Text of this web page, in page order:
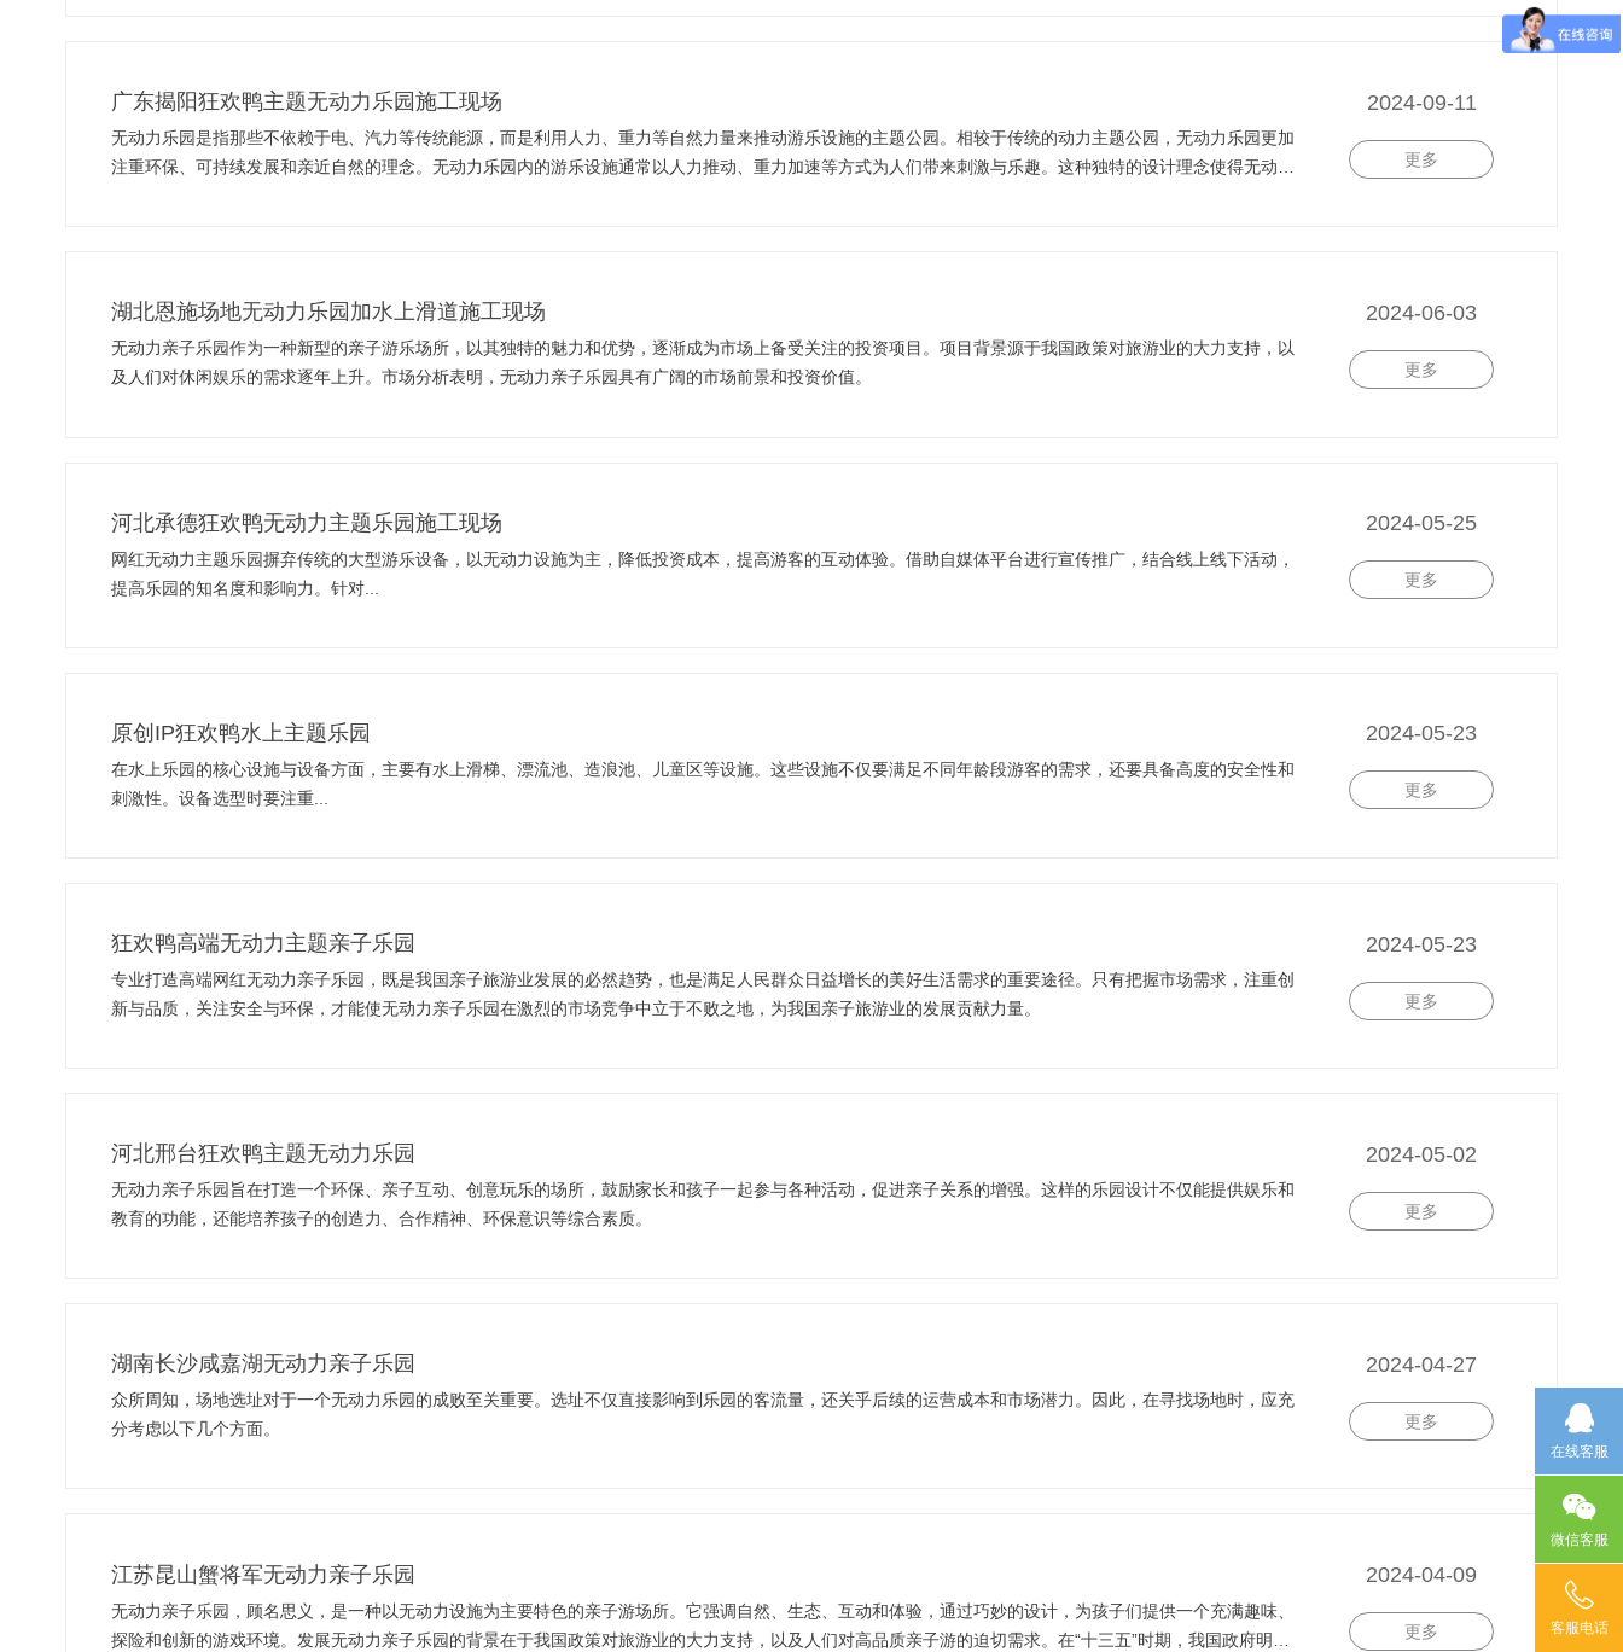
广东揭阳狂欢鸭主题无动力乐园施工现场
无动力乐园是指那些不依赖于电、汽力等传统能源，而是利用人力、重力等自然力量来推动游乐设施的主题公园。相较于传统的动力主题公园，无动力乐园更加
注重环保、可持续发展和亲近自然的理念。无动力乐园内的游乐设施通常以人力推动、重力加速等方式为人们带来刺激与乐趣。这种独特的设计理念使得无动力
2024-09-11
更多
湖北恩施场地无动力乐园加水上滑道施工现场
无动力亲子乐园作为一种新型的亲子游乐场所，以其独特的魅力和优势，逐渐成为市场上备受关注的投资项目。项目背景源于我国政策对旅游业的大力支持，以
及人们对休闲娱乐的需求逐年上升。市场分析表明，无动力亲子乐园具有广阔的市场前景和投资价值。
2024-06-03
更多
河北承德狂欢鸭无动力主题乐园施工现场
网红无动力主题乐园摒弃传统的大型游乐设备，以无动力设施为主，降低投资成本，提高游客的互动体验。借助自媒体平台进行宣传推广，结合线上线下活动，
提高乐园的知名度和影响力。针对...
2024-05-25
更多
原创IP狂欢鸭水上主题乐园
在水上乐园的核心设施与设备方面，主要有水上滑梯、漂流池、造浪池、儿童区等设施。这些设施不仅要满足不同年龄段游客的需求，还要具备高度的安全性和
刺激性。设备选型时要注重...
2024-05-23
更多
狂欢鸭高端无动力主题亲子乐园
专业打造高端网红无动力亲子乐园，既是我国亲子旅游业发展的必然趋势，也是满足人民群众日益增长的美好生活需求的重要途径。只有把握市场需求，注重创
新与品质，关注安全与环保，才能使无动力亲子乐园在激烈的市场竞争中立于不败之地，为我国亲子旅游业的发展贡献力量。
2024-05-23
更多
河北邢台狂欢鸭主题无动力乐园
无动力亲子乐园旨在打造一个环保、亲子互动、创意玩乐的场所，鼓励家长和孩子一起参与各种活动，促进亲子关系的增强。这样的乐园设计不仅能提供娱乐和
教育的功能，还能培养孩子的创造力、合作精神、环保意识等综合素质。
2024-05-02
更多
湖南长沙咸嘉湖无动力亲子乐园
众所周知，场地选址对于一个无动力乐园的成败至关重要。选址不仅直接影响到乐园的客流量，还关乎后续的运营成本和市场潜力。因此，在寻找场地时，应充
分考虑以下几个方面。
2024-04-27
更多
江苏昆山蟹将军无动力亲子乐园
无动力亲子乐园，顾名思义，是一种以无动力设施为主要特色的亲子游场所。它强调自然、生态、互动和体验，通过巧妙的设计，为孩子们提供一个充满趣味、
探险和创新的游戏环境。发展无动力亲子乐园的背景在于我国政策对旅游业的大力支持，以及人们对高品质亲子游的迫切需求。在“十三五”时期，我国政府明确
2024-04-09
更多
在线客服
微信客服
客服电话